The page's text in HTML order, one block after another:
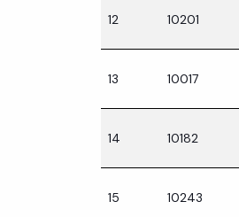
12 10201
13 10017
14 10182
15 10243